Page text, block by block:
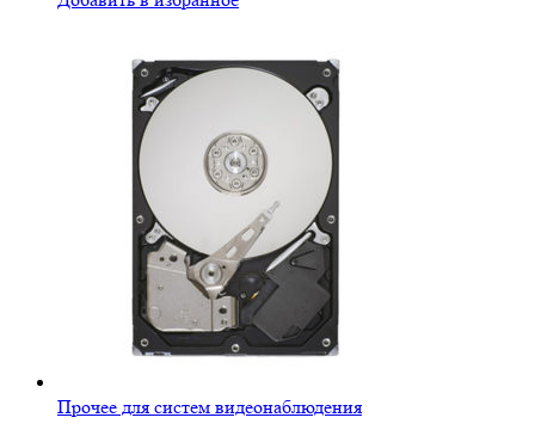
Прочее для систем видеонаблюдения